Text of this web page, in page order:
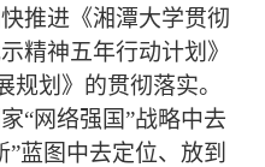
推进《湘潭大学贯彻
精神五年行动计划》
规划》的贯彻落实。
“网络强国”战略中去
蓝图中去定位、放到